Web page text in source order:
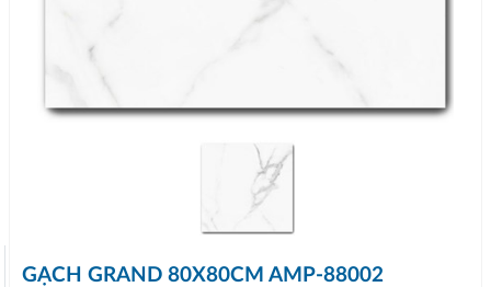
GẠCH GRAND 80X80CM AMP-88002